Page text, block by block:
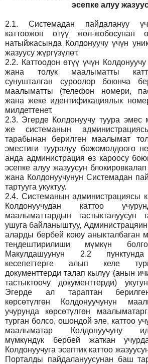
эсепке алуу
2.1.
Системадан пайдалануу
каттоожон өтүү жол-жобосунан
натыйжасында Колдонуучу үчүн
жазуусу жүргүзүлөт.
2.2. Каттоодон өтүү үчүн
жана толук маалыматты
сунушталган суроолор боюнча
маалыматты (телефон номери,
жана жеке идентификациялык
милдеттенет.
2.3. Эгерде Колдонуучу туура
же системанын
тарабынан берилген маалымат
эместиги тууралуу божомолдоого
анда администрация өз кароосу
эсепке алуу жазуусун
жана Колдонуучунун Системадан
тартууга укуктуу.
2.4. Системанын администрациясы
Колдонуучудан каттоо
маалыматтардын тастыкталуусун
ушуга байланыштуу,
аларды бербей коюу аныкталбаган
теңдештирилиши мүмкүн
Макулдашуунун 2.2
кесепеттерге алып келе
документтерди талап кылуу (анын
тастыктоочу документтерди)
Эгерде ал тараптан
көрсөтүлгөн Колдонуучунун
учурунда көрсөтүлгөн
турган болсо, ошондой эле, каттоо
маалыматар Колдонуучуну
мүмкүндүк бербей жаткан
Колдонуучуга эсептик каттоо
Порталды пайдалануусунан баш